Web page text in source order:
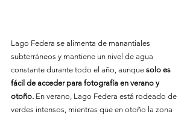
Lago Federa se alimenta de manantiales
subterráneos y mantiene un nivel de agua
constante durante todo el año, aunque solo es
fácil de acceder para fotografía en verano y
otoño. En verano, Lago Federa está rodeado de
verdes intensos, mientras que en otoño la zona